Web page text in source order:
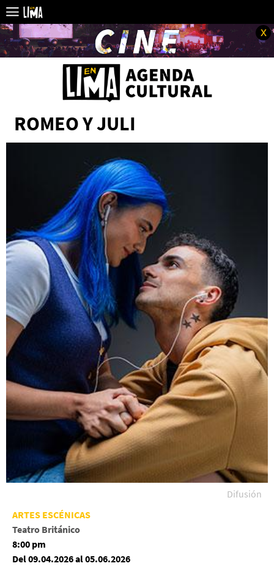
x
ROMEO Y JULI
Difusión
ARTES ESCÉNICAS
Teatro Británico
8:00 pm
Del 09.04.2026 al 05.06.2026